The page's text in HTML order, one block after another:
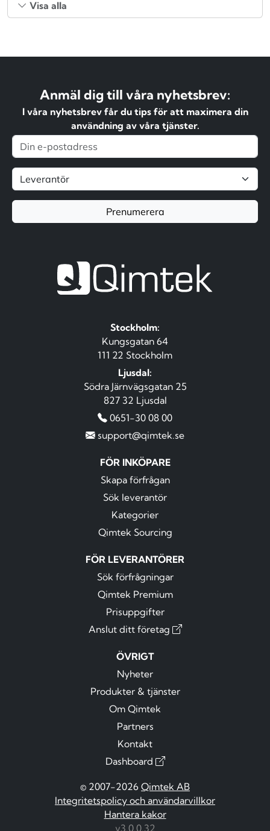
Visa alla
Anmäl dig till våra nyhetsbrev:
I våra nyhetsbrev får du tips för att maximera din
användning av våra tjänster.
Prenumerera
Stockholm:
Kungsgatan 64
111 22 Stockholm
Ljusdal:
Södra Järnvägsgatan 25
827 32 Ljusdal
0651-30 08 00
support@qimtek.se
FÖR INKÖPARE
Skapa förfrågan
Sök leverantör
Kategorier
Qimtek Sourcing
FÖR LEVERANTÖRER
Sök förfrågningar
Qimtek Premium
Prisuppgifter
Anslut ditt företag
ÖVRIGT
Nyheter
Produkter & tjänster
Om Qimtek
Partners
Kontakt
Dashboard
© 2007-2026 Qimtek AB
Integritetspolicy och användarvillkor
Hantera kakor
v3.0.0.32